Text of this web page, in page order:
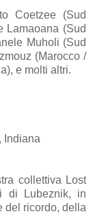
Coetzee (Sud
Lamaoana (Sud
Muholi (Sud
(Marocco /
e molti altri.
Indiana
collettiva Lost
di Lubeznik, in
del ricordo, della